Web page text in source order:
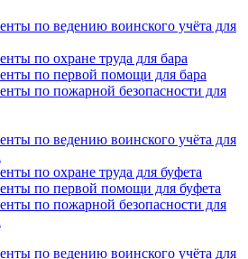
по ведению воинского учёта для
по охране труда для бара
по первой помощи для бара
по пожарной безопасности для
по ведению воинского учёта для
по охране труда для буфета
по первой помощи для буфета
по пожарной безопасности для
по ведению воинского учёта для